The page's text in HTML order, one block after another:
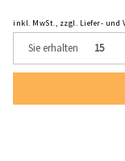
inkl. MwSt., zzgl. Liefer- und
Sie erhalten 15